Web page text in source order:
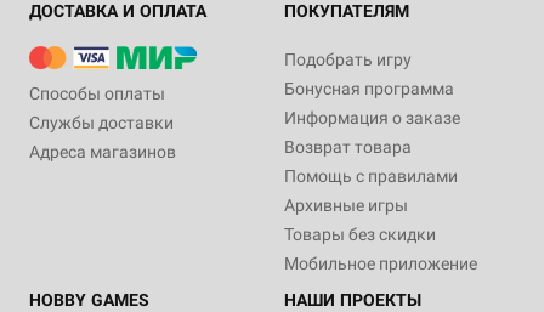
ДОСТАВКА И ОПЛАТА
Способы оплаты
Службы доставки
Адреса магазинов
ПОКУПАТЕЛЯМ
Подобрать игру
Бонусная программа
Информация о заказе
Возврат товара
Помощь с правилами
Архивные игры
Товары без скидки
Мобильное приложение
HOBBY GAMES
НАШИ ПРОЕКТЫ